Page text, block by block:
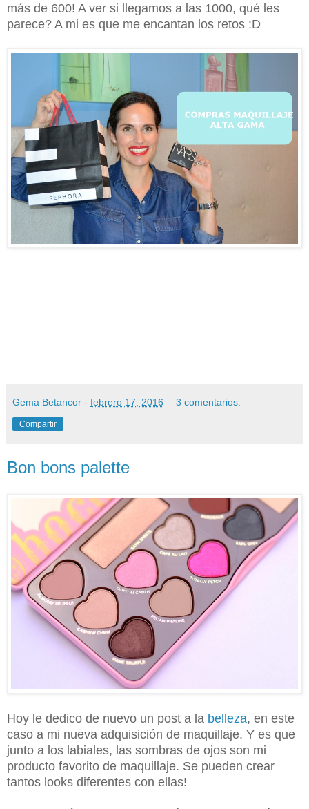
más de 600! A ver si llegamos a las 1000, qué les
parece? A mi es que me encantan los retos :D
Gema Betancor - febrero 17, 2016 3 comentarios:
Compartir
Bon bons palette
Hoy le dedico de nuevo un post a la belleza, en este
caso a mi nueva adquisición de maquillaje. Y es que
junto a los labiales, las sombras de ojos son mi
producto favorito de maquillaje. Se pueden crear
tantos looks diferentes con ellas!